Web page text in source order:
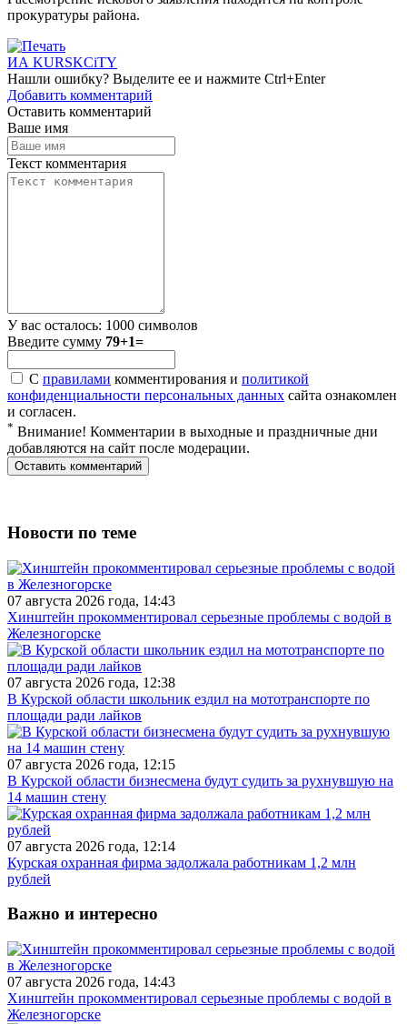
прокуратуры района.
ИА KURSKCiTY
Нашли ошибку? Выделите ее и нажмите Ctrl+Enter
Добавить комментарий
Оставить комментарий
Ваше имя
Текст комментария
У вас осталось: 1000 символов
Введите сумму 79+1=
С правилами комментирования и политикой
конфиденциальности персональных данных сайта ознакомлен
и согласен.
* Внимание! Комментарии в выходные и праздничные дни
добавляются на сайт после модерации.
Новости по теме
07 августа 2026 года, 14:43
Хинштейн прокомментировал серьезные проблемы с водой в
Железногорске
07 августа 2026 года, 12:38
В Курской области школьник ездил на мототранспорте по
площади ради лайков
07 августа 2026 года, 12:15
В Курской области бизнесмена будут судить за рухнувшую на
14 машин стену
07 августа 2026 года, 12:14
Курская охранная фирма задолжала работникам 1,2 млн
рублей
Важно и интересно
07 августа 2026 года, 14:43
Хинштейн прокомментировал серьезные проблемы с водой в
Железногорске